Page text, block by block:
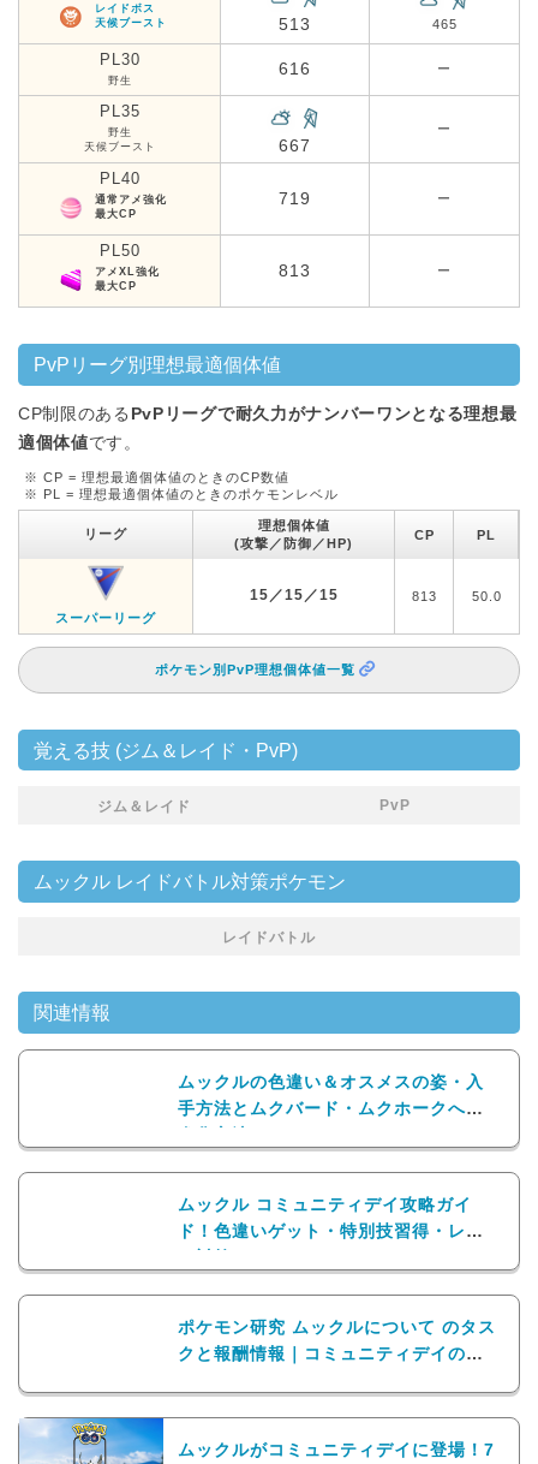
レイドボス
天候ブースト
513 465
PL30
野生
616 ー
PL35
野生
天候ブースト
667
ー
PL40
通常アメ強化
最大CP
719 ー
PL50
アメXL強化
最大CP
813 ー
PvPリーグ別理想最適個体値
CP制限のある PvPリーグで耐久力がナンバーワンとなる理想最
適個体値です。
※ CP = 理想最適個体値のときのCP数値
※ PL = 理想最適個体値のときのポケモンレベル
リーグ
理想個体値
(攻撃／防御／HP)
CP PL
スーパーリーグ
15／15／15 813 50.0
ポケモン別PvP理想個体値一覧
覚える技 (ジム＆レイド・PvP)
ジム＆レイド PvP
ムックル レイドバトル対策ポケモン
レイドバトル
関連情報
ムックルの色違い＆オスメスの姿・入
手方法とムクバード・ムクホークへの
ムックル コミュニティデイ攻略ガイ
ド！色違いゲット・特別技習得・レイ
ポケモン研究 ムックルについて のタス
クと報酬情報｜コミュニティデイのス
ムックルがコミュニティデイに登場！7